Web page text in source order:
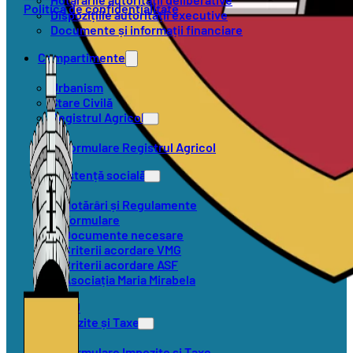
Dispozițiile autorității executive
Documente și informații financiare
Compartimente
Urbanism
Stare Civilă
Registrul Agricol
Formulare Registrul Agricol
Asistență socială
Hotărâri și Regulamente
Formulare
Documente necesare
Criterii acordare VMG
Criterii acordare ASF
Asociația Maria Mirabela
SVSU
Impozite și Taxe
Politica de confidențialitate